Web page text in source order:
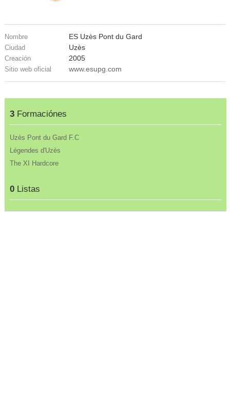
Nombre ES Uzès Pont du Gard
Ciudad Uzès
Creación 2005
Sitio web oficial www.esupg.com
3Formaciónes
Uzès Pont du Gard F.C
Légendes d'Uzès
The XI Hardcore
0Listas